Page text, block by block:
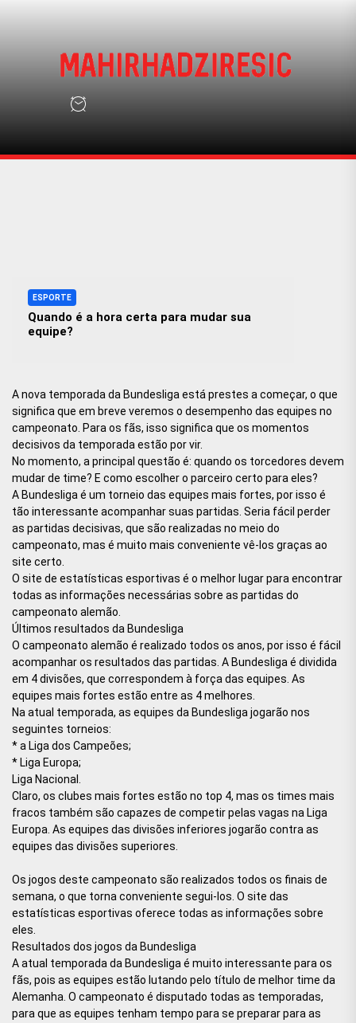
mahirhadziresic
ESPORTE
Quando é a hora certa para mudar sua
equipe?
A nova temporada da Bundesliga está prestes a começar, o que
significa que em breve veremos o desempenho das equipes no
campeonato. Para os fãs, isso significa que os momentos
decisivos da temporada estão por vir.
No momento, a principal questão é: quando os torcedores devem
mudar de time? E como escolher o parceiro certo para eles?
A Bundesliga é um torneio das equipes mais fortes, por isso é
tão interessante acompanhar suas partidas. Seria fácil perder
as partidas decisivas, que são realizadas no meio do
campeonato, mas é muito mais conveniente vê-los graças ao
site certo.
O site de estatísticas esportivas é o melhor lugar para encontrar
todas as informações necessárias sobre as partidas do
campeonato alemão.
Últimos resultados da Bundesliga
O campeonato alemão é realizado todos os anos, por isso é fácil
acompanhar os resultados das partidas. A Bundesliga é dividida
em 4 divisões, que correspondem à força das equipes. As
equipes mais fortes estão entre as 4 melhores.
Na atual temporada, as equipes da Bundesliga jogarão nos
seguintes torneios:
* a Liga dos Campeões;
* Liga Europa;
Liga Nacional.
Claro, os clubes mais fortes estão no top 4, mas os times mais
fracos também são capazes de competir pelas vagas na Liga
Europa. As equipes das divisões inferiores jogarão contra as
equipes das divisões superiores.
Os jogos deste campeonato são realizados todos os finais de
semana, o que torna conveniente segui-los. O site das
estatísticas esportivas oferece todas as informações sobre
eles.
Resultados dos jogos da Bundesliga
A atual temporada da Bundesliga é muito interessante para os
fãs, pois as equipes estão lutando pelo título de melhor time da
Alemanha. O campeonato é disputado todas as temporadas,
para que as equipes tenham tempo para se preparar para as